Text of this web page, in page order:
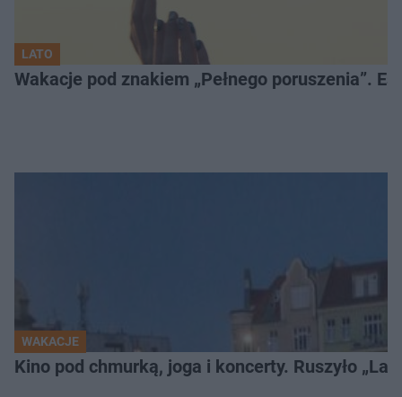
LATO
Wakacje pod znakiem „Pełnego poruszenia”.
WAKACJE
Kino pod chmurką, joga i koncerty. Ruszyło